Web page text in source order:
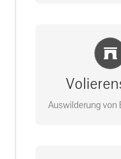
auf: 0162-
Auswilderung von
Einlernung